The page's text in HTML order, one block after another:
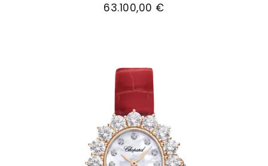
63.100,00 €